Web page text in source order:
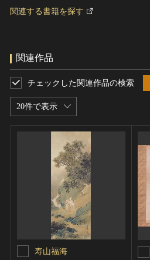
関連する書籍を探す
関連作品
20件で表示
チェックした関連作品の検索
寿山福海